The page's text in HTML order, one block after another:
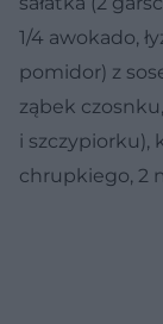
1/4 awokado,
pomidor) z
ząbek
i szczypiorku),
chrupkiego, 2